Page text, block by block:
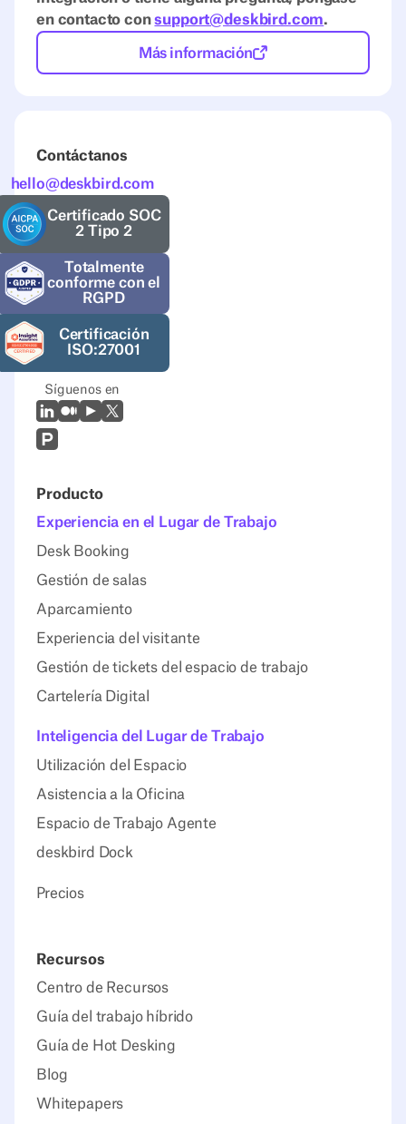
en contacto consupport@deskbird.com.
Más información
Contáctanos
hello@deskbird.com
Certificado SOC
2 Tipo 2
Totalmente
conforme con el
RGPD
Certificación
ISO:27001
Síguenos en
LinkedIn
Mediano
YoutubeX (Twitter)
Prodcut Hunt
Producto
Experiencia en el Lugar de Trabajo
Desk Booking
Gestión de salas
Aparcamiento
Experiencia del visitante
Gestión de tickets del espacio de trabajo
Cartelería Digital
Inteligencia del Lugar de Trabajo
Utilización del Espacio
Asistencia a la Oficina
Espacio de Trabajo Agente
deskbird Dock
Precios
Recursos
Centro de Recursos
Guía del trabajo híbrido
Guía de Hot Desking
Blog
Whitepapers